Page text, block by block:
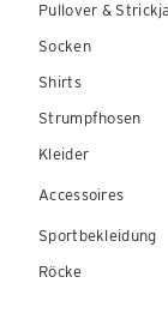
Pullover &
Socken
Shirts
Strumpfhosen
Kleider
Accessoires
Sportbekleidung
Röcke